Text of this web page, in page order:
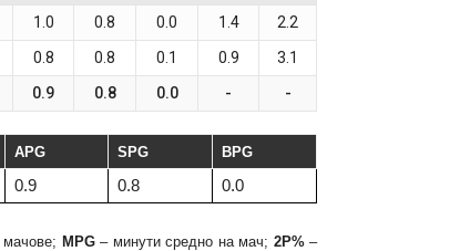
1.0 0.8 0.0 1.4
2.2
0.8 0.8 0.1 0.9
3.1
0.9 0.8 0.0 - -
APG SPG BPG
0.9 0.8 0.0
MPG– минути средно на мач; 2P%–